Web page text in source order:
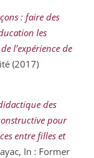
: faire des
les
l’expérience de
(2017)
des
pour
entre filles et
In : Former